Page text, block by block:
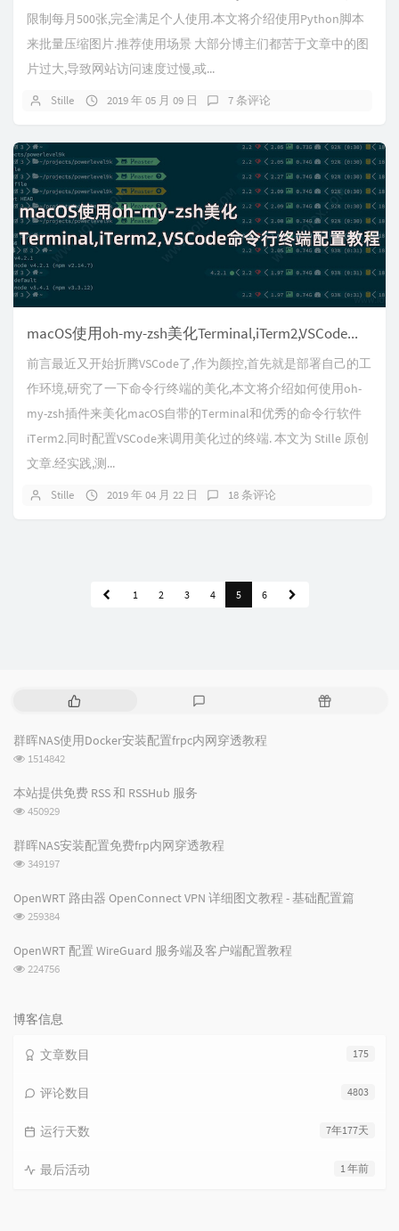
限制每月500张,完全满足个人使用.本文将介绍使用Python脚本
来批量压缩图片.推荐使用场景 大部分博主们都苦于文章中的图
片过大,导致网站访问速度过慢,或...
Stille 2019 年 05 月 09 日 7 条评论
macOS使用oh-my-zsh美化Terminal,iTerm2,VSCode命令行终端配置教程
前言最近又开始折腾VSCode了,作为颜控,首先就是部署自己的工
作环境,研究了一下命令行终端的美化,本文将介绍如何使用oh-
my-zsh插件来美化macOS自带的Terminal和优秀的命令行软件
iTerm2.同时配置VSCode来调用美化过的终端. 本文为 Stille 原创
文章.经实践,测...
Stille 2019 年 04 月 22 日 18 条评论
1 2 3 4 5 6
热
文
章
评
论
随
群晖NAS使用Docker安装配置frpc内网穿透教程
浏
次
数:
1514842
本站提供免费 RSS 和 RSSHub 服务
浏
次
数:
450929
群晖NAS安装配置免费frp内网穿透教程
浏
次
349197
OpenWRT 路由器 OpenConnect VPN 详细图文教程 - 基础配置篇
浏
次
259384
OpenWRT 配置 WireGuard 服务端及客户端配置教程
浏
数:
224756
博客信息
175
文章数目
4803
评论数目
7年177天
运行天数
1 年前
最后活动